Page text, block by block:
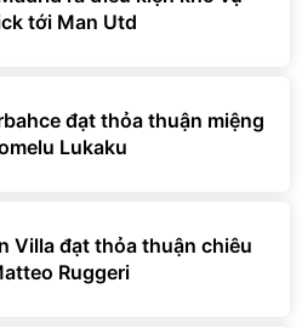
tới Man Utd
đạt thỏa thuận miệng
Lukaku
Villa đạt thỏa thuận chiêu
Ruggeri